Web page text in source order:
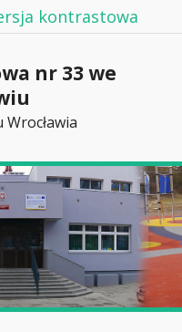
kontrastowa
nr 33 we